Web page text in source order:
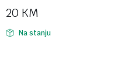
20 KM
Na stanju